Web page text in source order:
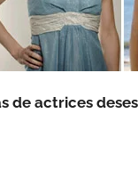
de actrices